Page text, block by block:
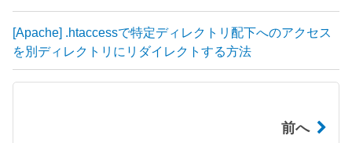
[Apache] .htaccessで特定ディレクトリ配下へのアクセス
を別ディレクトリにリダイレクトする方法
前へ